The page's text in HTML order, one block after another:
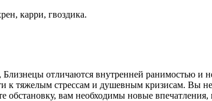
карри, гвоздика.
Близнецы отличаются внутренней ранимостью
к тяжелым стрессам и душевным кризисам. Вы не
обстановку, вам необходимы новые